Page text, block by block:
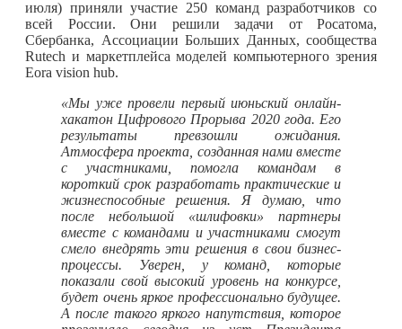
июля) приняли участие 250 команд разработчиков со
всей России. Они решили задачи от Росатома,
Сбербанка, Ассоциации Больших Данных, сообщества
Rutech и маркетплейса моделей компьютерного зрения
Eora vision hub.
«Мы уже провели первый июньский онлайн-
хакатон Цифрового Прорыва 2020 года. Его
результаты превзошли ожидания.
Атмосфера проекта, созданная нами вместе
с участниками, помогла командам в
короткий срок разработать практические и
жизнеспособные решения. Я думаю, что
после небольшой «шлифовки» партнеры
вместе с командами и участниками смогут
смело внедрять эти решения в свои бизнес-
процессы. Уверен, у команд, которые
показали свой высокий уровень на конкурсе,
будет очень яркое профессионально будущее.
А после такого яркого напутствия, которое